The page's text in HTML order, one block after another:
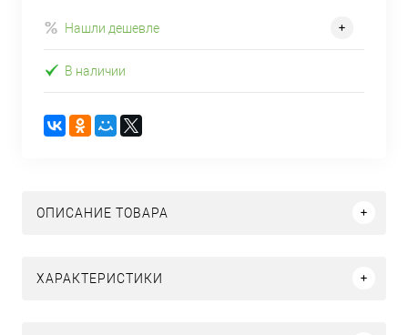
Нашли дешевле
В наличии
ОПИСАНИЕ ТОВАРА
ХАРАКТЕРИСТИКИ